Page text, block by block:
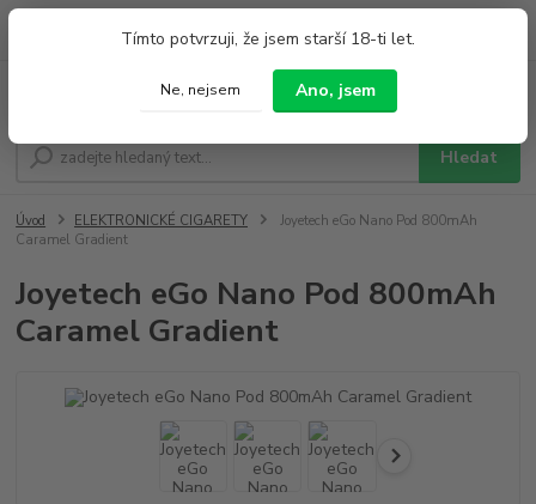
Tímto potvrzuji, že jsem starší 18-ti let.
Ne, nejsem Ano, jsem
Hledat
Po - Pá 9:00 - 19:00 So 9:00 - 14:00
Úvod ELEKTRONICKÉ CIGARETY
Joyetech eGo Nano Pod 800mAh
Caramel Gradient
Joyetech eGo Nano Pod 800mAh
Caramel Gradient